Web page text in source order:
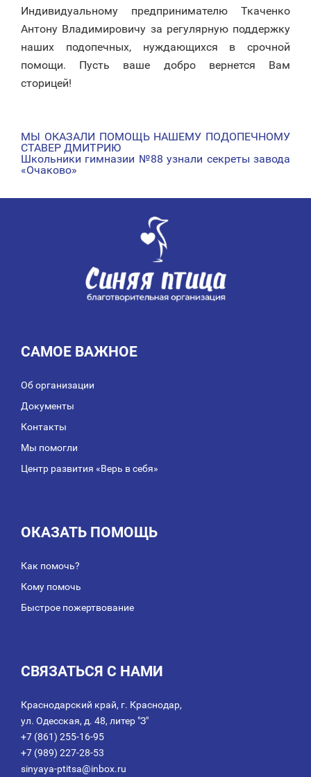
Индивидуальному предпринимателю Ткаченко
Антону Владимировичу за регулярную поддержку
наших подопечных, нуждающихся в срочной
помощи. Пусть ваше добро вернется Вам
сторицей!
НАВИГАЦИЯ
ПО
ЗАПИСЯМ
МЫ ОКАЗАЛИ ПОМОЩЬ НАШЕМУ ПОДОПЕЧНОМУ
СТАВЕР ДМИТРИЮ
Школьники гимназии №88 узнали секреты завода
«Очаково»
САМОЕ ВАЖНОЕ
Об организации
Документы
Контакты
Мы помогли
Центр развития «Верь в себя»
ОКАЗАТЬ ПОМОЩЬ
Как помочь?
Кому помочь
Быстрое пожертвование
СВЯЗАТЬСЯ С НАМИ
Краснодарский край, г. Краснодар,
ул. Одесская, д. 48, литер "З"
+7 (861) 255-16-95
+7 (989) 227-28-53
sinyaya-ptitsa@inbox.ru